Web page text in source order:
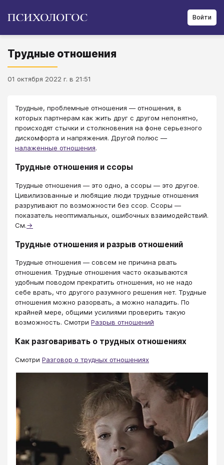
Войти
Трудные отношения
01 октября 2022 г. в 21:51
Трудные, проблемные отношения — отношения, в
которых партнерам как жить друг с другом непонятно,
происходят стычки и столкновения на фоне серьезного
дискомфорта и напряжения. Другой полюс —
налаженные отношения.
Трудные отношения и ссоры
Трудные отношения — это одно, а ссоры — это другое.
Цивилизованные и любящие люди трудные отношения
разруливают по возможности без ссор. Ссоры —
показатель неоптимальных, ошибочных взаимодействий.
См.→
Трудные отношения и разрыв отношений
Трудные отношения — совсем не причина рвать
отношения. Трудные отношения часто оказываются
удобным поводом прекратить отношения, но не надо
себе врать, что другого разумного решения нет. Трудные
отношения можно разорвать, а можно наладить. По
крайней мере, общими усилиями проверить такую
возможность. Смотри Разрыв отношений
Как разговаривать о трудных отношениях
Смотри Разговор о трудных отношениях